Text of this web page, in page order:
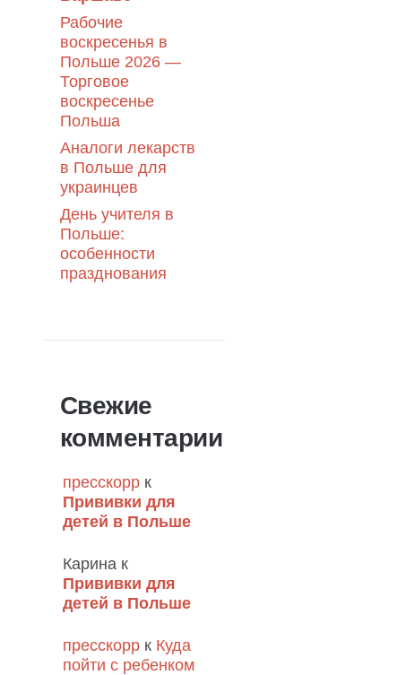
Рабочие
воскресенья в
Польше 2026 —
Торговое
воскресенье
Польша
Аналоги лекарств
в Польше для
украинцев
День учителя в
Польше:
особенности
празднования
Свежие
комментарии
пресскоррк
Прививки для
детей в Польше
Каринак
Прививки для
детей в Польше
пресскоррк Куда
пойти с ребенком